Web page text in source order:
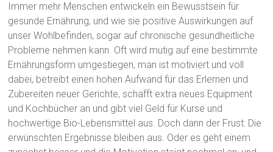
Immer mehr Menschen entwickeln ein Bewusstsein für
gesunde Ernährung, und wie sie positive Auswirkungen auf
unser Wohlbefinden, sogar auf chronische gesundheitliche
Probleme nehmen kann. Oft wird mutig auf eine bestimmte
Ernährungsform umgestiegen, man ist motiviert und voll
dabei, betreibt einen hohen Aufwand für das Erlernen und
Zubereiten neuer Gerichte, schafft extra neues Equipment
und Kochbücher an und gibt viel Geld für Kurse und
hochwertige Bio-Lebensmittel aus. Doch dann der Frust: Die
erwünschten Ergebnisse bleiben aus. Oder es geht einem